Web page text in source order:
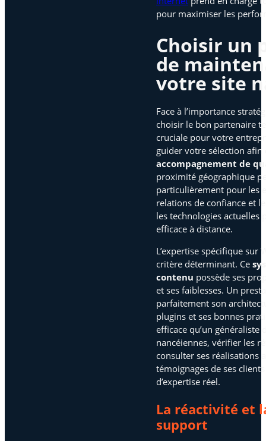
pour maximiser les
Choisir un
de
votre site
Face à l’importance
choisir le bon partenaire
cruciale pour votre
guider votre sélection afin
accompagnement de
proximité géographique
particulièrement pour les
relations de confiance et
les technologies
efficace à distance.
L’expertise spécifique sur
critère déterminant. Ce
contenu possède ses
et ses faiblesses. Un
parfaitement son
plugins et ses bonnes
efficace qu’un généraliste
nancéiennes, vérifier les
consulter ses réalisations
témoignages de ses
d’expertise réel.
La réactivité et
support